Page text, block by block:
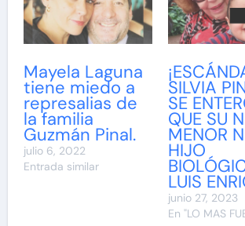
Mayela Laguna
tiene miedo a
represalias de
la familia
Guzmán Pinal.
julio 6, 2022
Entrada similar
SILVIA
SE
QUE SU
MENOR
HIJO
LUIS
junio 27, 2023
En "LO MAS